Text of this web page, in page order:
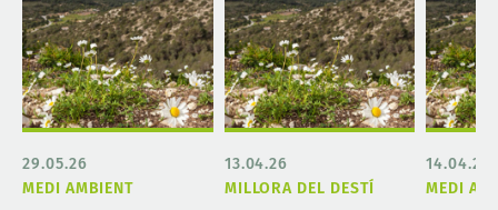
MEDI AMBIENT
29.05.26
MILLORA DEL DESTÍ
13.04.26
MEDI
14.04.26